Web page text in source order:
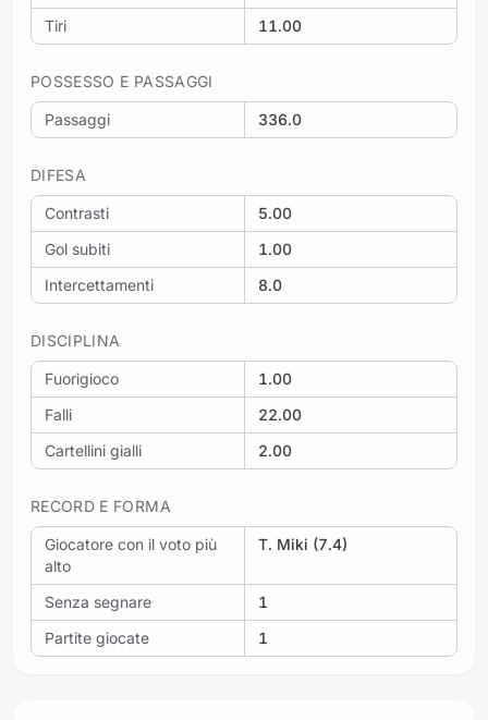
Tiri
11.00
POSSESSO E PASSAGGI
Passaggi 336.0
DIFESA
Contrasti
5.00
Gol subiti
1.00
Intercettamenti
8.0
DISCIPLINA
Fuorigioco
1.00
Falli
22.00
Cartellini gialli
2.00
RECORD E FORMA
Giocatore con il voto più
alto
T. Miki (7.4)
Senza segnare
1
Partite giocate
1